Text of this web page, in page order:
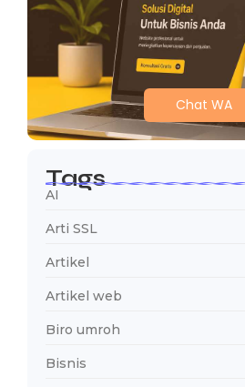
Chat WA
Tags
AI
Arti SSL
Artikel
Artikel web
Biro umroh
Bisnis